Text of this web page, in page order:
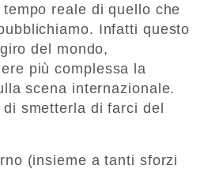
reale di quello che
Infatti questo
del mondo,
più complessa la
scena internazionale.
smetterla di farci del
(insieme a tanti sforzi